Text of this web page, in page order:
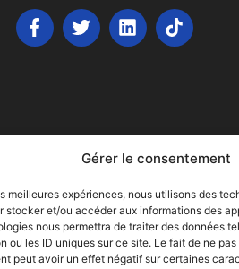
Gérer le consentement
meilleures expériences, nous utilisons des
stocker et/ou accéder aux informations des
nous permettra de traiter des données
ou les ID uniques sur ce site. Le fait de ne
peut avoir un effet négatif sur certaines